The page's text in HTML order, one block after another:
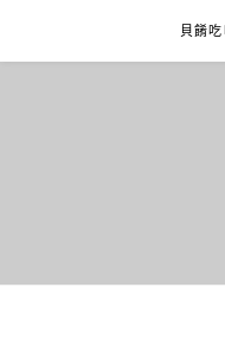
content
貝餚